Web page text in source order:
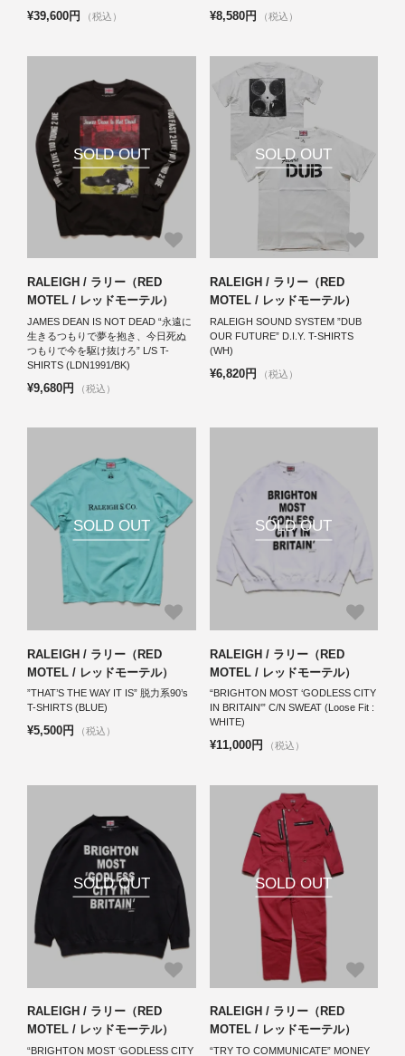
¥39,600円 （税込） ¥8,580円 （税込）
SOLD OUT
RALEIGH / ラリー（RED
MOTEL / レッドモーテル）
JAMES DEAN IS NOT DEAD “永遠に
生きるつもりで夢を抱き、今日死ぬ
つもりで今を駆け抜けろ” L/S T-
SHIRTS (LDN1991/BK)
¥9,680円 （税込）
SOLD OUT
RALEIGH / ラリー（RED
MOTEL / レッドモーテル）
RALEIGH SOUND SYSTEM ”DUB
OUR FUTURE” D.I.Y. T-SHIRTS
(WH)
¥6,820円 （税込）
SOLD OUT
RALEIGH / ラリー（RED
MOTEL / レッドモーテル）
”THAT’S THE WAY IT IS” 脱力系90’s
T-SHIRTS (BLUE)
¥5,500円 （税込）
SOLD OUT
RALEIGH / ラリー（RED
MOTEL / レッドモーテル）
“BRIGHTON MOST ‘GODLESS CITY
IN BRITAIN'” C/N SWEAT (Loose Fit :
WHITE)
¥11,000円 （税込）
SOLD OUT
RALEIGH / ラリー（RED
MOTEL / レッドモーテル）
“BRIGHTON MOST ‘GODLESS CITY
SOLD OUT
RALEIGH / ラリー（RED
MOTEL / レッドモーテル）
“TRY TO COMMUNICATE” MONEY